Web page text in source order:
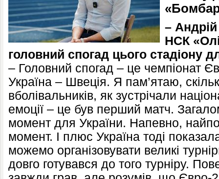
–
НСК
головний спогад цього стадіону
– Головний спогад – це чемпіонат
Україна – Швеція. Я пам’ятаю,
вболівальників, як зустрічали
емоції – це був перший матч.
момент для України. Напевно,
момент. І плюс Україна тоді
можемо організовувати великі
довго готувався до того турніру.